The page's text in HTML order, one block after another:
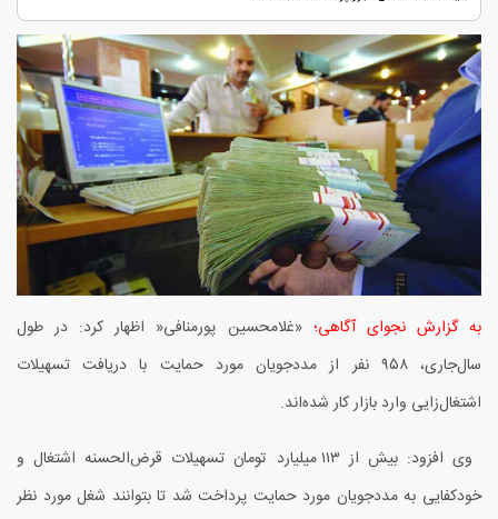
به گزارش نجوای آگاهی؛«غلامحسین پورمنافی« اظهار کرد: در طول
سال‌جاری،۹۵۸ نفر از مددجویان مورد حمایت با دریافت تسهیلات
اشتغال‌زایی وارد بازار کار شده‌اند.
وی افزود: بیش از ۱۱۳میلیارد تومان تسهیلات قرض‌الحسنه اشتغال و
خودکفایی به مددجویان مورد حمایت پرداخت شد تا بتوانند شغل مورد نظر